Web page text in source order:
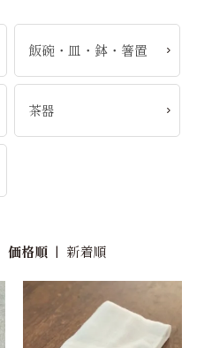
飯碗・皿・鉢・箸置
茶器
価格順| 新着順